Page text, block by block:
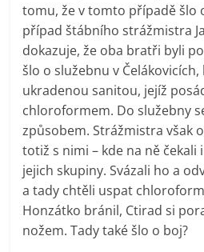
tomu, že v tomto případě šlo
případ štábního strážmistra
dokazuje, že oba bratři byli
šlo o služebnu v
ukradenou sanitou, jejíž
chloroformem. Do služebny
způsobem. Strážmistra však
totiž s nimi – kde na ně čekali
jejich skupiny. Svázali ho a
a tady chtěli uspat
Honzátko bránil, Ctirad si
nožem. Tady také šlo o boj?